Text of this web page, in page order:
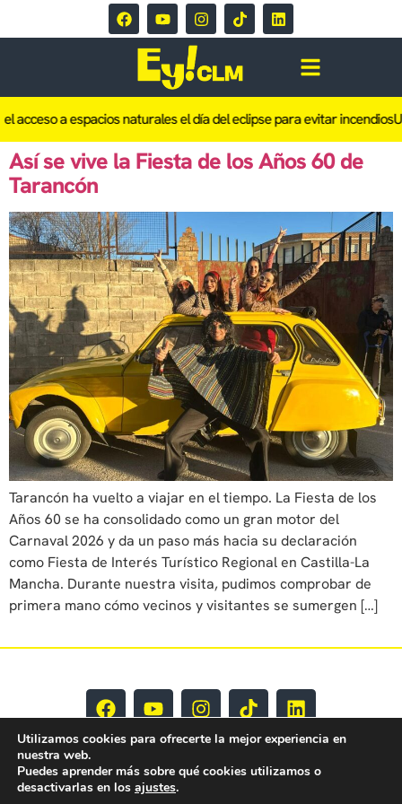
acceso a espacios naturales el día del eclipse para evitar incendios
Así se vive la Fiesta de los Años 60 de
Tarancón
Tarancón ha vuelto a viajar en el tiempo. La Fiesta de los
Años 60 se ha consolidado como un gran motor del
Carnaval 2026 y da un paso más hacia su declaración
como Fiesta de Interés Turístico Regional en Castilla-La
Mancha. Durante nuestra visita, pudimos comprobar de
primera mano cómo vecinos y visitantes se sumergen […]
Utilizamos cookies para ofrecerte la mejor experiencia en
nuestra web.
Puedes aprender más sobre qué cookies utilizamos o
desactivarlas en los ajustes.